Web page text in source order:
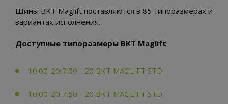
Шины BKT Maglift поставляются в 85 типоразмерах и
вариантах исполнения.
Доступные типоразмеры BKT Maglift
10.00-20 7.00 - 20 BKT MAGLIFT STD
10.00-20 7.50 - 20 BKT MAGLIFT STD